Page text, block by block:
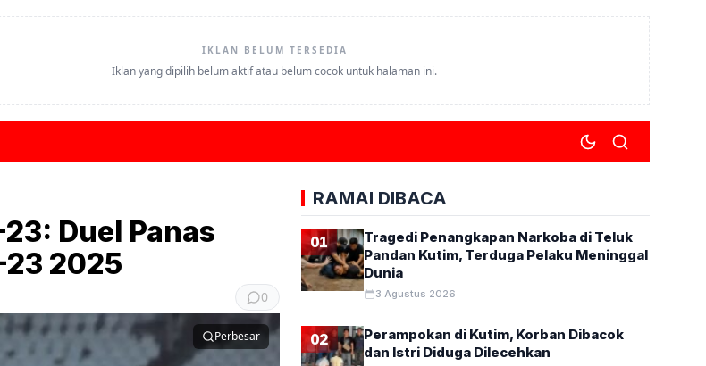
IKLAN BELUM TERSEDIA
Iklan yang dipilih belum aktif atau belum cocok untuk halaman ini.
Duel Panas
23 2025
0
Perbesar
RAMAI DIBACA
01
Tragedi Penangkapan Narkoba di Teluk
Pandan Kutim, Terduga Pelaku Meninggal
Dunia
3 Agustus 2026
02
Perampokan di Kutim, Korban Dibacok
dan Istri Diduga Dilecehkan